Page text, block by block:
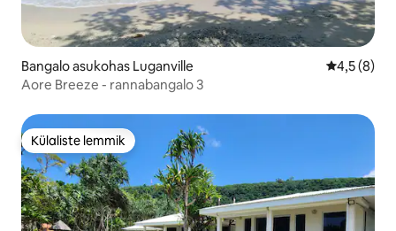
Bangalo asukohas Luganville Keskmine
4,5 (8)
Aore Breeze - rannabangalo 3
Külaliste lemmik
Külaliste lemmik